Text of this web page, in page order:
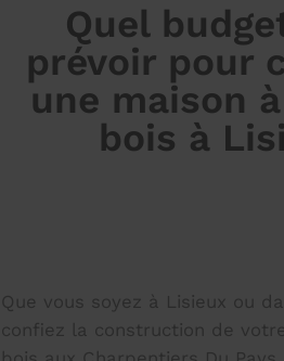
Quel
prévoir pour
une maison
bois à
Que vous soyez à Lisieux ou
confiez la construction de